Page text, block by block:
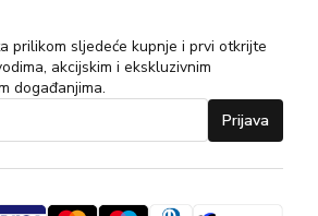
prilikom sljedeće kupnje i prvi otkrijte
akcijskim i ekskluzivnim
događanjima.
Prijava